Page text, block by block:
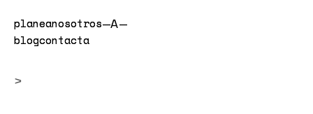
planea
planeanosotros
nosotros—A—
blog
blogcontacta
contacta
>